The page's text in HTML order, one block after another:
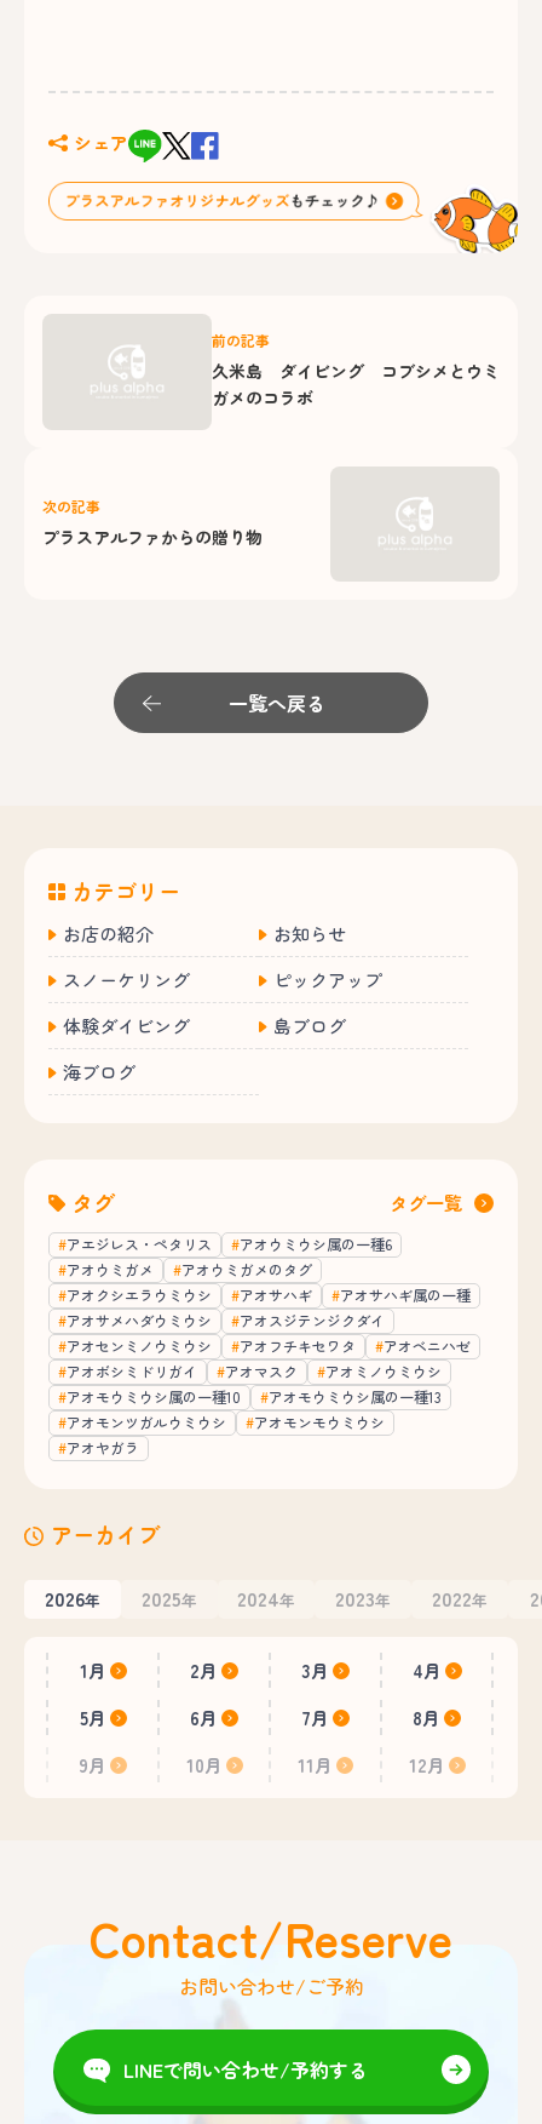
シェア
前の記事
久米島 ダイビング コブシメとウミ
ガメのコラボ
次の記事
プラスアルファからの贈り物
一覧へ戻る
カテゴリー
お店の紹介
お知らせ
スノーケリング
ピックアップ
体験ダイビング
島ブログ
海ブログ
タグ タグ一覧
アエジレス・ペタリス
アオウミウシ属の一種6
アオウミガメ
アオウミガメのタグ
アオクシエラウミウシ
アオサハギ
アオサハギ属の一種
アオサメハダウミウシ
アオスジテンジクダイ
アオセンミノウミウシ
アオフチキセワタ
アオベニハゼ
アオボシミドリガイ
アオマスク
アオミノウミウシ
アオモウミウシ属の一種10
アオモウミウシ属の一種13
アオモンツガルウミウシ
アオモンモウミウシ
アオヤガラ
アーカイブ
2026年 2025年 2024年 2023年 2022年
1月 2月 3月
4月
5月
6月 7月
8月
9月
10月 11月 12月
Contact/Reserve
お問い合わせ/ご予約
LINEで問い合わせ/予約する